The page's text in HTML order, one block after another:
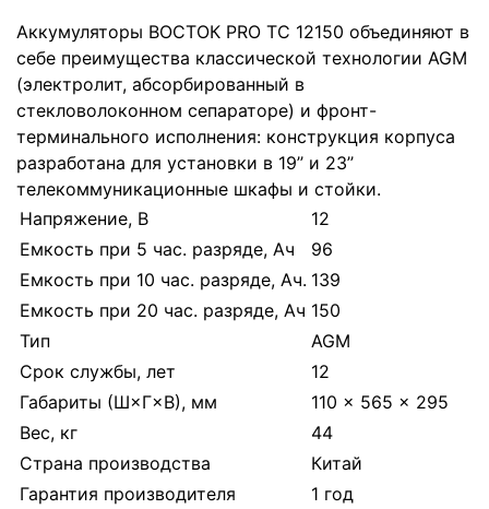
Аккумуляторы ВОСТОК PRO ТС 12150 объединяют в
себе преимущества классической технологии AGM
(электролит, абсорбированный в
стекловолоконном сепараторе) и фронт-
терминального исполнения: конструкция корпуса
разработана для установки в 19’’ и 23’’
телекоммуникационные шкафы и стойки.
Напряжение, В
12
Емкость при 5 час. разряде, Ач
96
Емкость при 10 час. разряде, Ач. 139
Емкость при 20 час. разряде, Ач 150
Тип
AGM
Срок службы, лет
12
Габариты (Ш×Г×В), мм
110 × 565 × 295
Вес, кг
44
Страна производства
Китай
Гарантия производителя
1 год